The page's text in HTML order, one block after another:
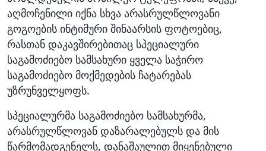
აღმოჩენილი იქნა სხვა არასრულწლოვანი
გოგოების ინტიმური შინაარსის ფოტოებიც,
რასთან დაკავშირებითაც სპეციალური
საგამოძიებო სამსახური ყველა საჭირო
საგამოძიებო მოქმედების ჩატარებას
უზრუნველყოფს.
სპეციალურმა საგამოძიებო სამსახურმა,
არასრულწლოვან დაზარალებულს და მის
წარმომადგენელს, დანაშაულით მიყენებული